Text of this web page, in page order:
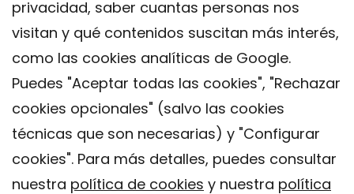
privacidad, saber cuantas personas nos
visitan y qué contenidos suscitan más interés,
como las cookies analíticas de Google.
Puedes "Aceptar todas las cookies", "Rechazar
cookies opcionales" (salvo las cookies
técnicas que son necesarias) y "Configurar
cookies". Para más detalles, puedes consultar
nuestra política de cookies y nuestra política
Contacto